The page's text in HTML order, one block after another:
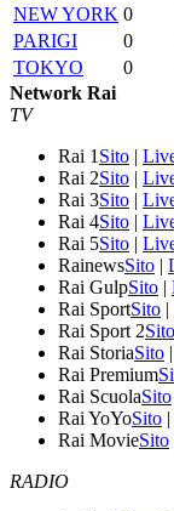
NEW YORK 0
PARIGI
0
TOKYO
0
Network Rai
TV
Rai 1 Sito |
Rai 2Sito |
Rai 3Sito |
Rai 4Sito |
Rai 5Sito |
RainewsSito |
Rai GulpSito |
Rai SportSito |
Rai Sport 2Sito
Rai StoriaSito |
Rai Premium
Rai ScuolaSito
Rai YoYoSito |
Rai MovieSito
RADIO